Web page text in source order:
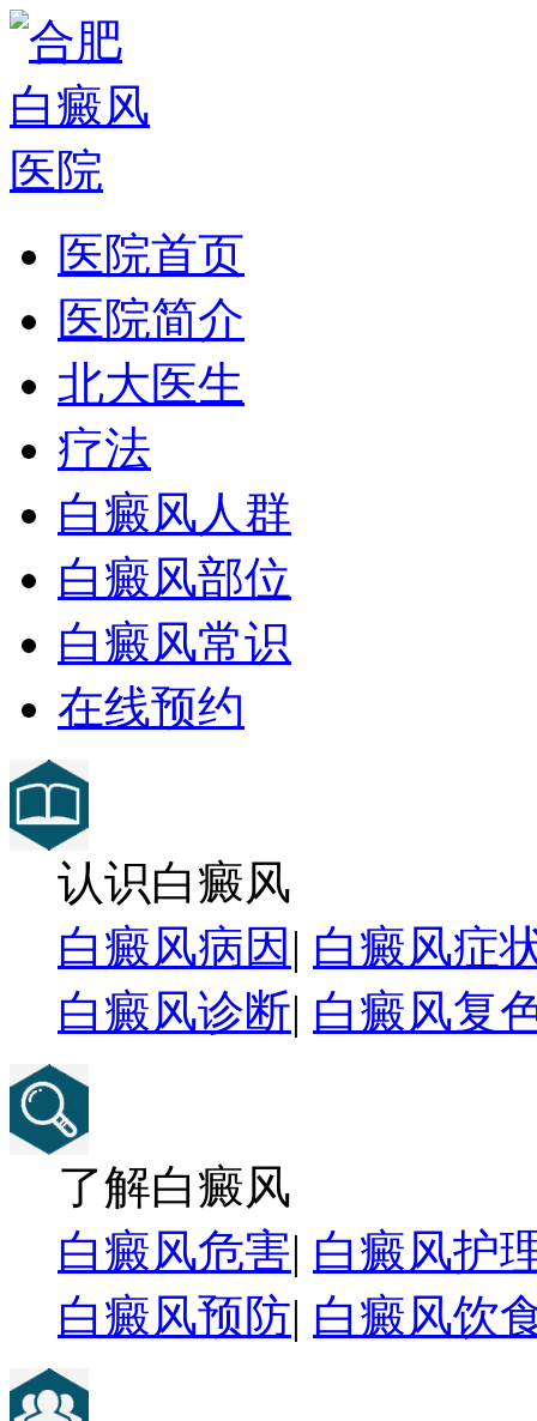
医院首页
医院简介
北大医生
疗法
白癜风人群
白癜风部位
白癜风常识
在线预约
认识白癜风
白癜风病因 | 白癜风症
白癜风诊断| 白癜风复
了解白癜风
白癜风危害| 白癜风护
白癜风预防| 白癜风饮